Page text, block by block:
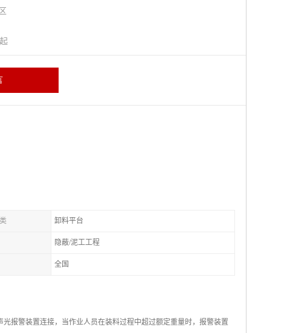
卸料平台
隐蔽/泥工工程
全国
报警装置连接，当作业人员在装料过程中超过额定重量时，报警装置